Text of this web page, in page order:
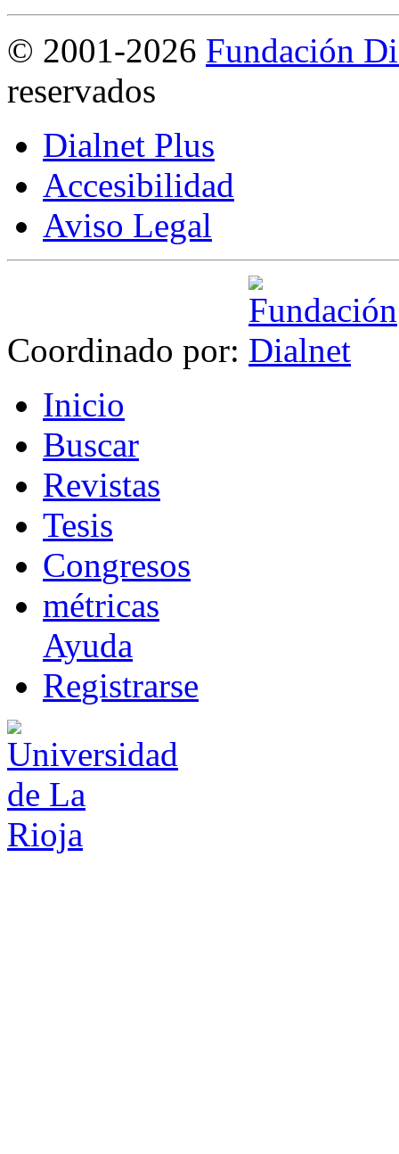
© 2001-2026 Fundación
reservados
Dialnet Plus
Accesibilidad
Aviso Legal
Coordinado por:
Inicio
Buscar
Revistas
Tesis
Congresos
métricas
Ayuda
Registrarse